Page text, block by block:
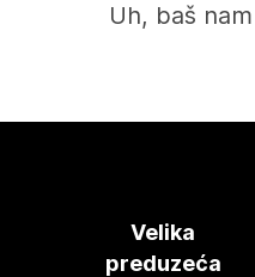
Uh, baš
Velika
preduzeća